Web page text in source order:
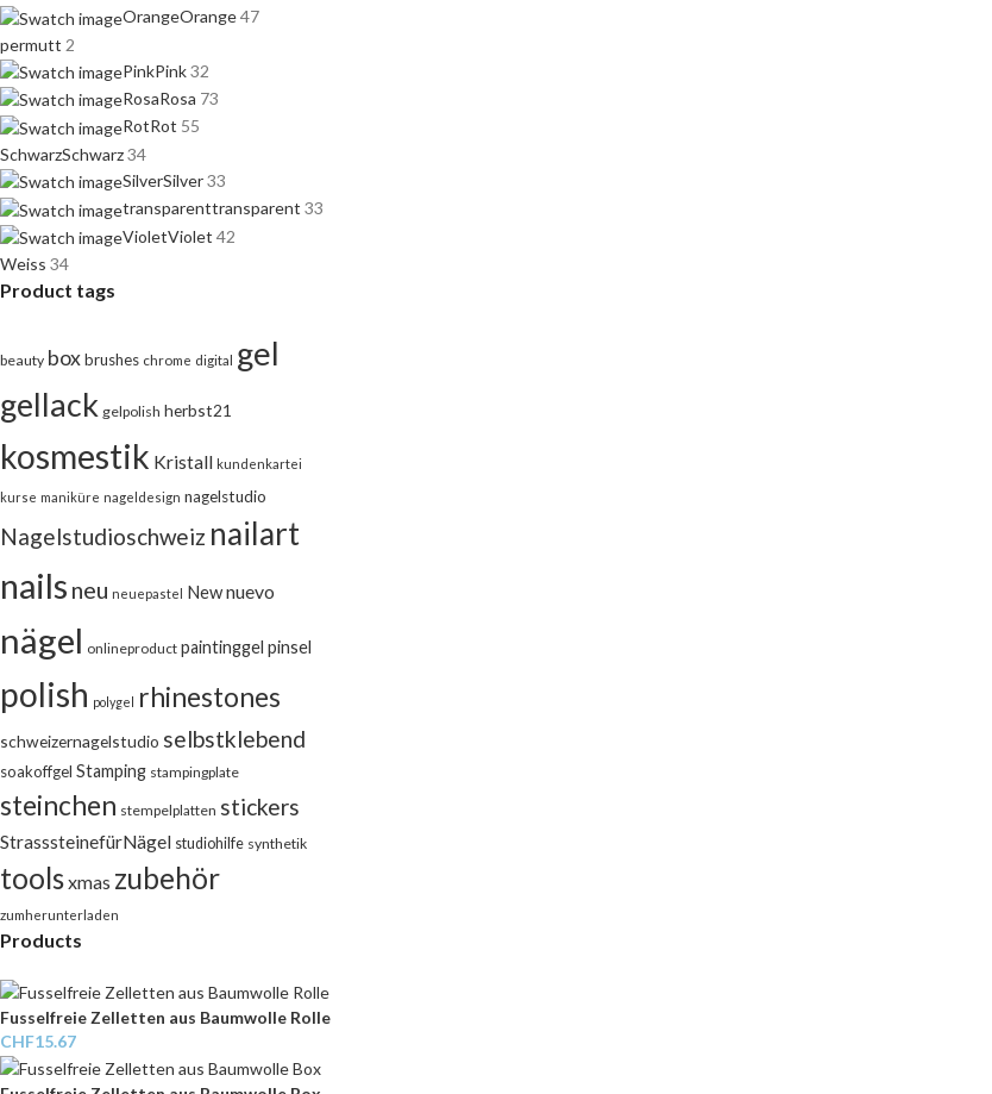
OrangeOrange47
permutt 2
PinkPink32
RosaRosa 73
RotRot 55
SchwarzSchwarz34
SilverSilver33
transparenttransparent 33
VioletViolet 42
Weiss 34
Product tags
beauty boxbrushes chrome digital gel
gellack gelpolish herbst21
kosmestik Kristall kundenkartei
kurse maniküre nageldesign nagelstudio
Nagelstudioschweiz nailart
nails neu neuepastel Newnuevo
nägel onlineproduct paintinggel pinsel
polish polygel rhinestones
schweizernagelstudio selbstklebend
soakoffgel Stamping stampingplate
steinchen stempelplatten stickers
StrasssteinefürNägel studiohilfe synthetik
toolsxmas zubehör
zumherunterladen
Products
Fusselfreie Zelletten aus Baumwolle Rolle
CHF15.67